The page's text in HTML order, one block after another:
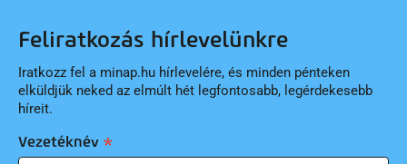
Feliratkozás hírlevelünkre
Iratkozz fel a minap.hu hírlevelére, és minden pénteken
elküldjük neked az elmúlt hét legfontosabb, legérdekesebb
híreit.
Vezetéknév